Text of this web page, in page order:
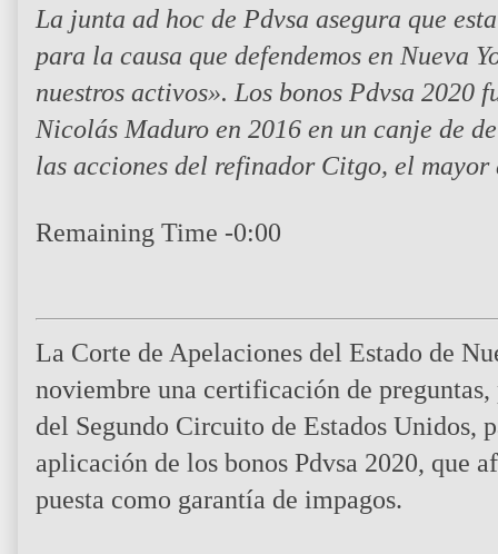
La junta ad hoc de Pdvsa asegura que
para la causa que defendemos en Nueva
nuestros activos». Los bonos Pdvsa
Nicolás Maduro en 2016 en un canje de
las acciones del refinador Citgo, el
Remaining Time -0:00
La Corte de Apelaciones del Estado de
noviembre una certificación de
del Segundo Circuito de Estados Unidos,
aplicación de los bonos Pdvsa 2020, que
puesta como garantía de impagos.